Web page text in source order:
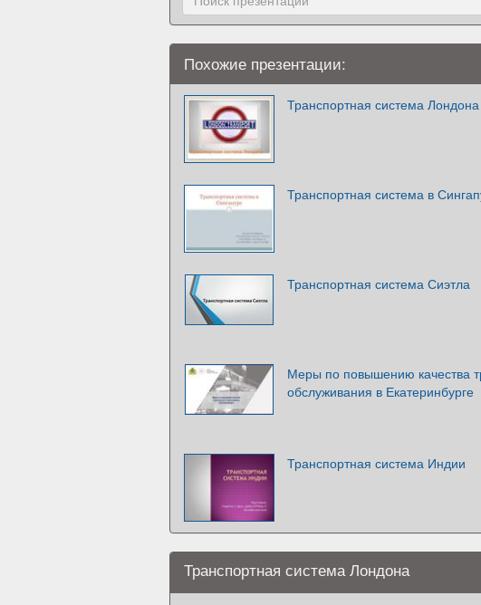
Похожие презентации:
Транспортная система Лондона
Транспортная система в
Транспортная система Сиэтла
Меры по повышению качества
обслуживания в Екатеринбурге
Транспортная система Индии
Транспортная система Лондона